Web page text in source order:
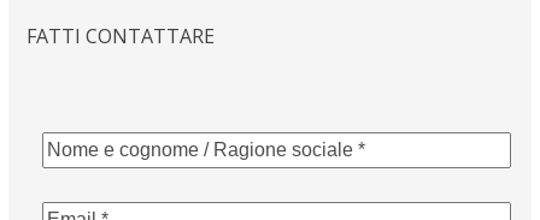
FATTI CONTATTARE